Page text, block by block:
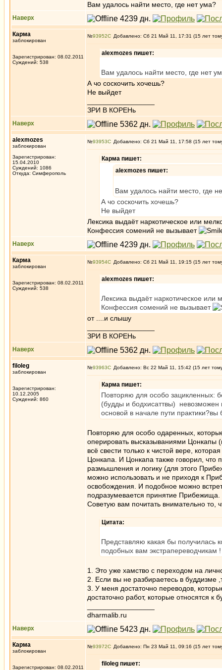
Вам удалось найти место, где нет ума?
Наверх
Карма
заблокирован
Зарегистрирован: 08.02.2011
Суждений: 538
№93952 Добавлено: Сб 21 Май 11, 17:31 (15 лет
alexmozes пишет:
Вам удалось найти место, где нет
А чо соскочить хочешь?
Не выйдет
ЗРИ В КОРЕНь
Наверх
alexmozes
заблокирован
Зарегистрирован:
15.04.2010
Суждений: 1086
Откуда: Симферополь
№93953 Добавлено: Сб 21 Май 11, 17:58 (15 лет
Карма пишет:
alexmozes пишет:
Вам удалось найти место, где
А чо соскочить хочешь?
Не выйдет
Лексика выдаёт наркотическое или
Конфессия сомений не вызывает
Наверх
Карма
заблокирован
Зарегистрирован: 08.02.2011
Суждений: 538
№93954 Добавлено: Сб 21 Май 11, 19:15 (15 лет
alexmozes пишет:
Лексика выдаёт наркотическое или
Конфессия сомений не вызывает
от ....и слышу
ЗРИ В КОРЕНь
Наверх
filoleg
заблокирован
Зарегистрирован:
10.12.2005
Суждений: 860
№93963 Добавлено: Вс 22 Май 11, 15:42 (15 лет
Карма пишет:
Повторяю для особо зацикленных:
(будды и бодхисаттвы) невозможен
основой в начале пути
Повторяю для особо одаренных,
оперировать высказываниями Цонкапы
всё свести только к чистой вере,
Цонкапа. И Цонкапа также говорил, что
размышления и логику (для этого
можно использовать и не приходя к
освобождения. И подобное можно
подразумевается принятие Прибежища.
Советую вам почитать внимательно то,
Цитата:
Представляю какая бы получилась
подобных вам экстрапереводчикам !
1. Это уже хамство с переходом на
2. Если вы не разбираетесь в буддизме
3. У меня достаточно переводов,
достаточно работ, которые относятся
dharmalib.ru
Наверх
Карма
заблокирован
Зарегистрирован: 08.02.2011
№93972 Добавлено: Пн 23 Май 11, 09:16 (15 лет
filoleg пишет: